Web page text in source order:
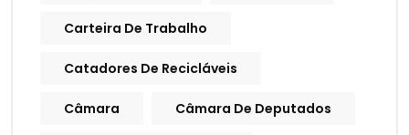
Carteira De Trabalho
Catadores De Recicláveis
Câmara Câmara De Deputados